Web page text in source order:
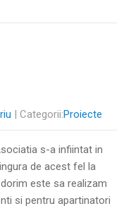
| Categorii:Proiecte
s-a infiintat in
de acest fel la
este sa realizam
si pentru apartinatori